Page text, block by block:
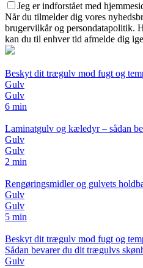
Jeg er indforstået med
Når du tilmelder dig vores
brugervilkår og persondatapolitik.
kan du til enhver tid afmelde dig
Beskyt dit trægulv mod fugt og
Gulv
Gulv
6 min
Laminatgulv og kæledyr – sådan
Gulv
Gulv
2 min
Rengøringsmidler og gulvets
Gulv
Gulv
5 min
Beskyt dit trægulv mod fugt og
Sådan bevarer du dit trægulvs
Gulv